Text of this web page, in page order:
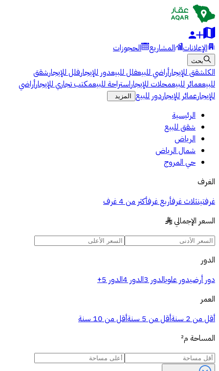
الإعلانات المشاريع الحجوزات
بحث
الكلشقق للإيجارأراضي للبيعفلل للبيعدور للإيجارفلل للإيجارشقق
للبيععمائر للبيعمحلات للإيجاراستراحة للبيعمكتب تجاري للإيجارأراضي
للإيجارعمائر للإيجاردور للبيع المزيد
الرئيسية
شقق للبيع
الرياض
شمال الرياض
حي المروج
الغرف
غرفتينثلاث غرفأربع غرفأكثر من 4 غرف
السعر الإجمالي §
الدور
دور أرضيدور علويالدور 3 الدور 4 الدور 5+
العمر
أقل من 2 سنة
أقل من 5 سنة
أقل من 10 سنة
المساحة م²